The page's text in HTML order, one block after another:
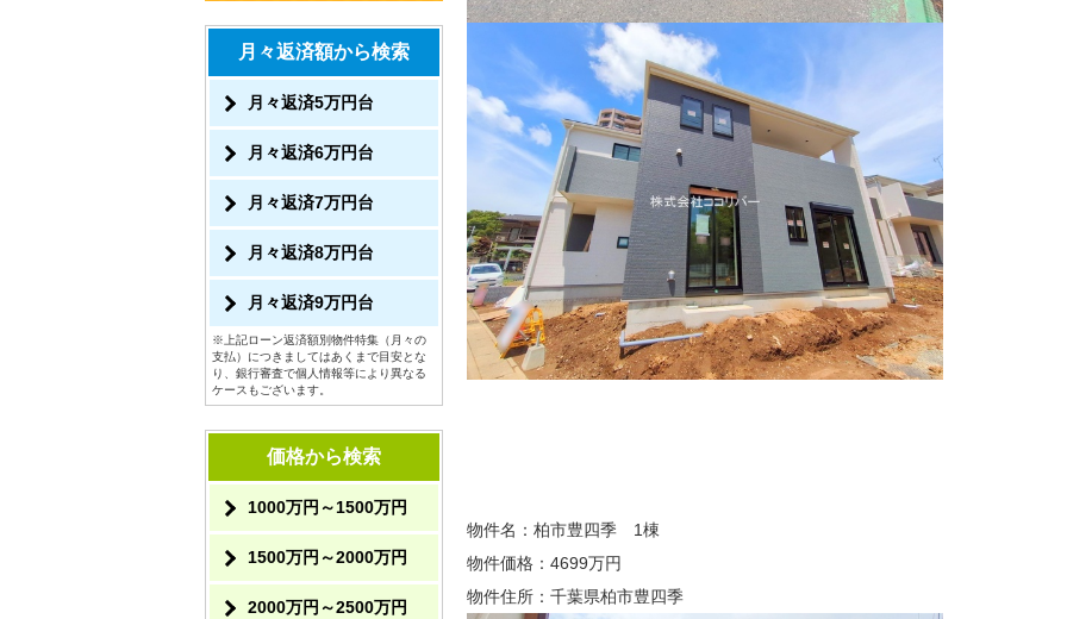
物件名：柏市豊四季 1棟
物件価格：4699万円
物件住所：千葉県柏市豊四季
月々返済額から検索
月々返済5万円台
月々返済6万円台
月々返済7万円台
月々返済8万円台
月々返済9万円台
※上記ローン返済額別物件特集（月々の
支払）につきましてはあくまで目安とな
り、銀行審査で個人情報等により異なる
ケースもございます。
価格から検索
1000万円～1500万円
1500万円～2000万円
2000万円～2500万円